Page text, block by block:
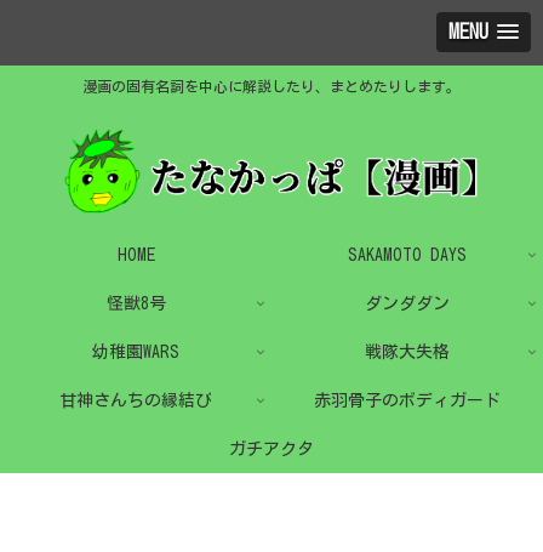
MENU
漫画の固有名詞を中心に解説したり、まとめたりします。
HOME SAKAMOTO DAYS
怪獣8号 ダンダダン
幼稚園WARS 戦隊大失格
甘神さんちの縁結び 赤羽骨子のボディガード
ガチアクタ